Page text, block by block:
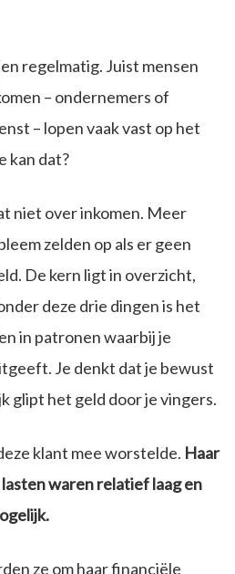
regelmatig. Juist mensen
– ondernemers of
– lopen vaak vast op het
kan dat?
niet over inkomen. Meer
zelden op als er geen
De kern ligt in overzicht,
deze drie dingen is het
in patronen waarbij je
Je denkt dat je bewust
glipt het geld door je vingers.
klant mee worstelde. Haar
waren relatief laag en
ze om haar financiële